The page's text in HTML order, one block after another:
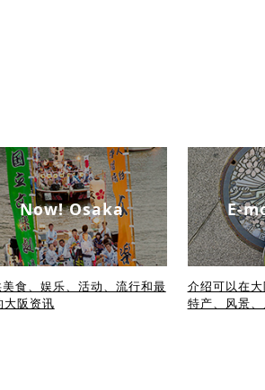
Now! Osaka
食、娱乐、活动、流行和最
大阪资讯
E-
介绍可以在
特产、风景、